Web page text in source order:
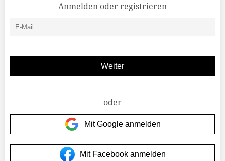
Anmelden oder registrieren
oder
Mit Google anmelden
Mit Facebook anmelden